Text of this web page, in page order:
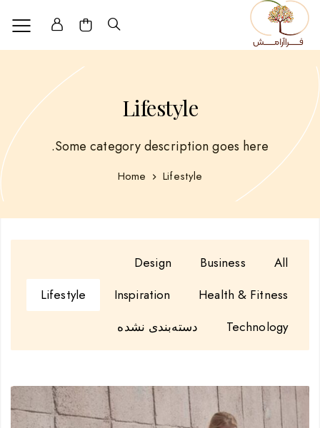
Lifestyle
Some category description goes here.
Home Lifestyle
All
Business
Design
Health & Fitness
Inspiration
Lifestyle
Technology
دسته‌بندی نشده